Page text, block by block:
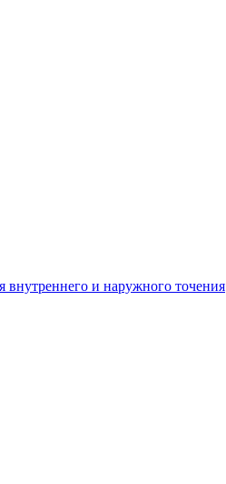
внутреннего и наружного точения